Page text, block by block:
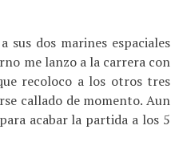
dos marines espaciales
me lanzo a la carrera con
recoloco a los otros tres
callado de momento. Aun
acabar la partida a los 5